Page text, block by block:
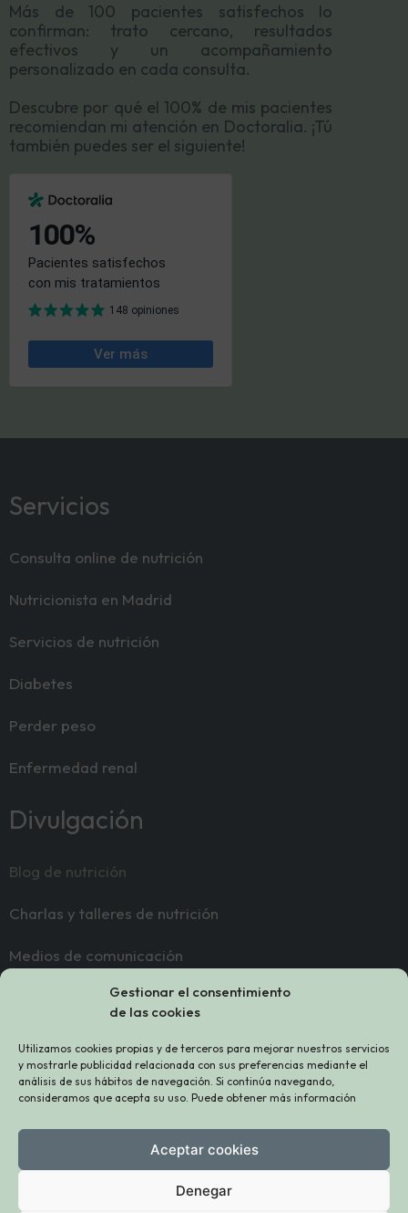
Gestionar el consentimiento
de las cookies
Utilizamos cookies propias y de terceros para mejorar nuestros servicios
y mostrarle publicidad relacionada con sus preferencias mediante el
análisis de sus hábitos de navegación. Si continúa navegando,
consideramos que acepta su uso. Puede obtener más información
Aceptar cookies
Denegar
Más de 100 pacientes satisfechos lo
confirman: trato cercano, resultados
efectivos y un acompañamiento
personalizado en cada consulta.
Descubre por qué el 100% de mis pacientes
recomiendan mi atención en Doctoralia. ¡Tú
también puedes ser el siguiente!
Servicios
Consulta online de nutrición
Nutricionista en Madrid
Servicios de nutrición
Diabetes
Perder peso
Enfermedad renal
Divulgación
Blog de nutrición
Charlas y talleres de nutrición
Medios de comunicación
Contacto
Sobre mí
Contacto